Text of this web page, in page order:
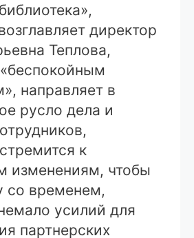
директор
Теплова,
направляет в
русло дела и
к
изменениям, чтобы
со временем,
усилий для
партнерских